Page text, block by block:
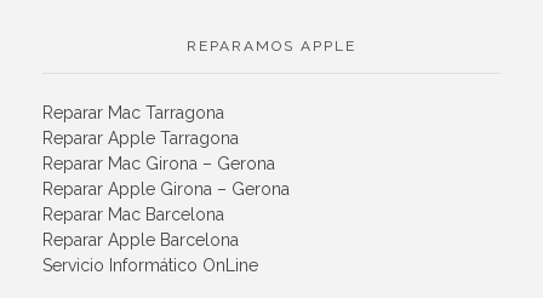
REPARAMOS APPLE
Reparar Mac Tarragona
Reparar Apple Tarragona
Reparar Mac Girona – Gerona
Reparar Apple Girona – Gerona
Reparar Mac Barcelona
Reparar Apple Barcelona
Servicio Informático OnLine